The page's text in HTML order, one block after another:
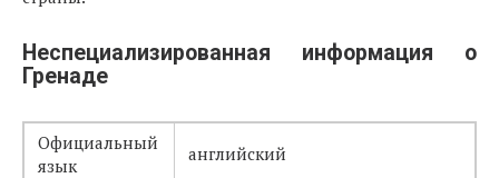
Неспециализированная информация о
Гренаде
Официальный
язык
английский